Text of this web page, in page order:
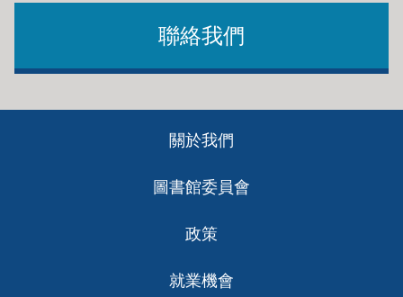
聯絡我們
關於我們
圖書館委員會
政策
就業機會